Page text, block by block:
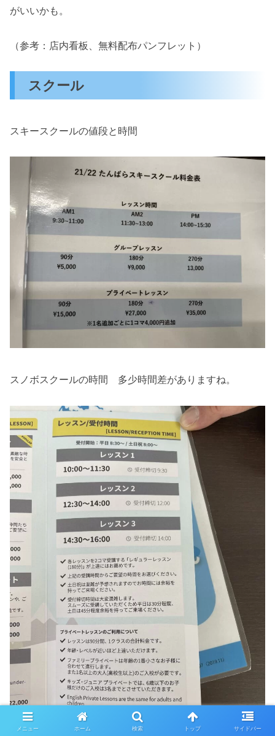
がいいかも。
（参考：店内看板、無料配布パンフレット）
スクール
スキースクールの値段と時間
スノボスクールの時間 多少時間差がありますね。
メニュー ホーム 検索 トップ サイドバー